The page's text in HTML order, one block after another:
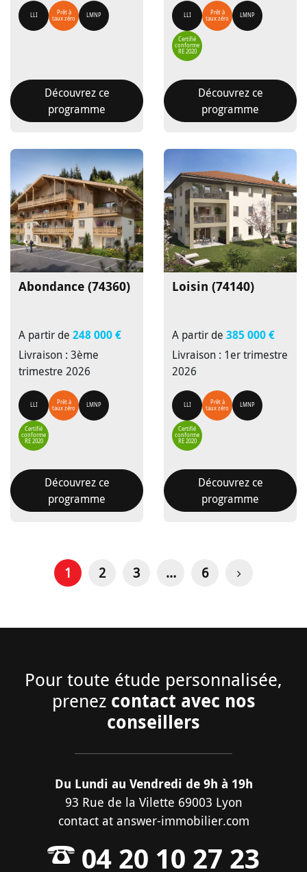
LLI
Prêt à
taux zéro
LMNP
Découvrez ce
programme
LLI
Prêt à
taux zéro
LMNP
Certifié
conforme
RE 2020
Découvrez ce
programme
Abondance (74360)
A partir de 248 000 €
Livraison : 3ème
trimestre 2026
LLI
Prêt à
taux zéro
LMNP
Certifié
conforme
RE 2020
Découvrez ce
programme
Loisin (74140)
A partir de 385 000 €
Livraison : 1er trimestre
2026
LLI
Prêt à
taux zéro
LMNP
Certifié
conforme
RE 2020
Découvrez ce
programme
1 2 3 … 6
Pour toute étude personnalisée,
prenez contact avec nos
conseillers
Du Lundi au Vendredi de 9h à 19h
93 Rue de la Vilette 69003 Lyon
contact at answer-immobilier.com
04 20 10 27 23